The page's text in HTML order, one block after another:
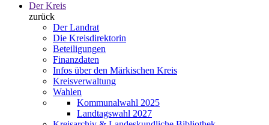
Der Kreis
zurück
Der Landrat
Die Kreisdirektorin
Beteiligungen
Finanzdaten
Infos über den Märkischen Kreis
Kreisverwaltung
Wahlen
Kommunalwahl 2025
Landtagswahl 2027